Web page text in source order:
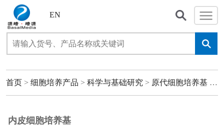
EN
首页 > 细胞培养产品 > 科学与基础研究 > 原代细胞培养基
内皮细胞培养基